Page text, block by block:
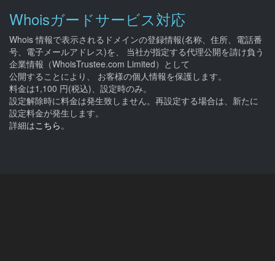
Whoisガードサービス対応
Whois 情報で表示されるドメインの登録情報(名称、住所、電話番
号、電子メールアドレス)を、 当社が指定する代理公開を請け負う
企業情報（WhoisTrustee.com Limited）として
公開することにより、 お客様の個人情報を保護します。
料金は1,100 円(税込)、設定時のみ。
設定解除時に料金は発生致しません。再設定する場合は、新たに
設定料金が発生します。
詳細はこちら。